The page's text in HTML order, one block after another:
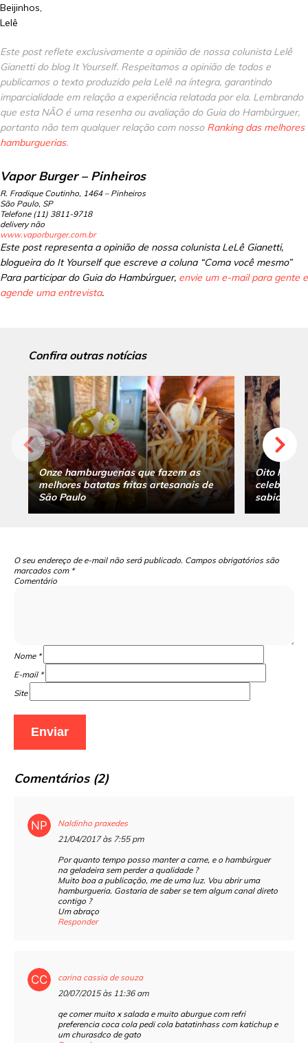
Beijinhos,
Lelê
Este post reflete exclusivamente a opinião de nossa colunista Lelê
Gianetti do blog It Yourself. Respeitamos a opinião de todos e
publicamos o texto produzido pela Lelê na íntegra, garantindo
imparcialidade em relação a experiência relatada por ela. Lembrando
que esta NÃO é uma resenha ou avaliação do Guia do Hambúrguer,
portanto não tem qualquer relação com nosso Ranking das melhores
hamburguerias.
Vapor Burger – Pinheiros
R. Fradique Coutinho, 1464 – Pinheiros
São Paulo, SP
Telefone (11) 3811-9718
delivery não
www.vaporburger.com.br
Este post representa a opinião de nossa colunista LeLê Gianetti,
blogueira do It Yourself que escreve a coluna “Coma você mesmo”
Para participar do Guia do Hambúrguer, envie um e-mail para gente e
agende uma entrevista.
Confira outras notícias
Onze hamburguerias que fazem as
melhores batatas fritas artesanais de
São Paulo
Oito
sabia
O seu endereço de e-mail não será publicado. Campos obrigatórios são
marcados com *
Comentário
Nome *
E-mail *
Site
Comentários (2)
Naldinho praxedes
21/04/2017 às 7:55 pm
Por quanto tempo posso manter a carne, e o hambúrguer
na geladeira sem perder a qualidade ?
Muito boa a publicação, me de uma luz. Vou abrir uma
hamburgueria. Gostaria de saber se tem algum canal direto
contigo ?
Um abraço
Responder
carina cassia de souza
20/07/2015 às 11:36 am
qe comer muito x salada e muito aburgue com refri
preferencia coca cola pedi cola batatinhass com katichup e
um churasdco de gato